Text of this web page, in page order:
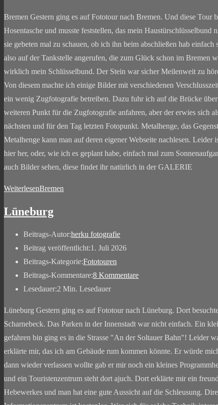
Bremen Gestern ging es auf Fototour nach Bremen. Und diese
Hosentasche und musste feststellen, das mein
sie gebeten mal zu schauen, ob ich ihn beim abschließen hab
also auf der Tankstelle angerufen, die zum Glück schon im Bremen
wirklich mein Schlüsselbund. Der Stein war sicher Meilenweit zu
Von diesem machte ich einige Bilder mit verschiedenen
ein wenig Zugfotografie betreiben. Dazu fuhr ich auf die Brücke
weiteren Punkt für die Zugfotografie anfahren, aber der erwies sich
nächsten und für den Tag letzten Fotopunkt. Metalhenge, das
Metalhenge kann man auf deren eigener Webseite nachlesen.
hier her, oder, wie ich es geplant habe, einfach mal zum
auch Bilder sehen, diese findet ihr natürlich in der GALERIE
WeiterlesenBremen
Lüneburg
Beitrags-Autor:herku fotografie
Beitrag veröffentlicht:1. Juli 2026
Beitrags-Kategorie:Fototouren
Beitrags-Kommentare:8 Kommentare
Lesedauer:2 Min. Lesedauer
Lüneburg Gestern ging es auf Fototour nach Lüneburg. Dort
Scharnebeck. Das Parken in der Innenstadt war nicht einfach. Ein
gefahren bin ging es in die Strasse "An der Soltauer Bahn"! Leider
erklärte mir, das ich am Gebäude rum kommen könnte. Er würde
dann wieder verlassen wollte gab er mir noch ein kleines
und ein Touristenzentrum steht dort ajuch. Dort erklärte mir ein
Hebewerkes und man hat eine gute Aussicht auf die Schleusung.